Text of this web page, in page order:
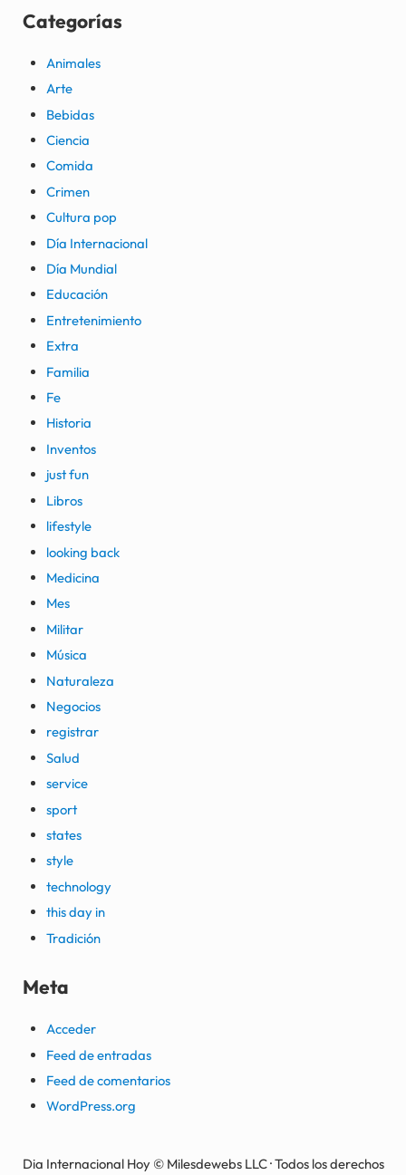
Categorías
Animales
Arte
Bebidas
Ciencia
Comida
Crimen
Cultura pop
Día Internacional
Día Mundial
Educación
Entretenimiento
Extra
Familia
Fe
Historia
Inventos
just fun
Libros
lifestyle
looking back
Medicina
Mes
Militar
Música
Naturaleza
Negocios
registrar
Salud
service
sport
states
style
technology
this day in
Tradición
Meta
Acceder
Feed de entradas
Feed de comentarios
WordPress.org
Dia Internacional Hoy © Milesdewebs LLC · Todos los derechos